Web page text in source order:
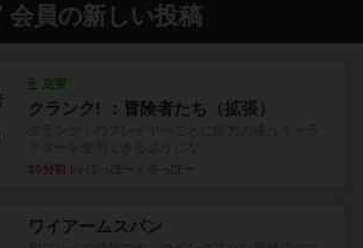
会員の新しい投稿
充実
クランク! ：冒険者たち（拡張）
30分前
ワイアームスパン